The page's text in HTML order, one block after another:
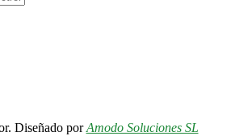
Diseñado porAmodo Soluciones SL